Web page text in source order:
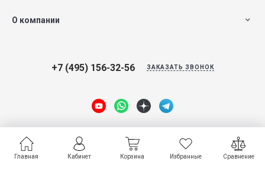
Главная Кабинет Корзина Избранные Сравнение
Главная Кабинет Корзина Избранные Сравнение
О компании
+7 (495) 156-32-56 ЗАКАЗАТЬ ЗВОНОК